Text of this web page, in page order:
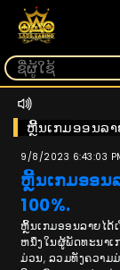
ຫຼີ້ນເກມອອນລ
9/8/2023 6:43:03
ຫຼີ້ນເກມອອນ
100%.
ຫຼິ້ນເກມອອນລາຍໄດ້
ຫນຶ່ງໃນຜູ້ພັດທະນາເ
ມ່ວນ, ລວມທັງຄວາມ